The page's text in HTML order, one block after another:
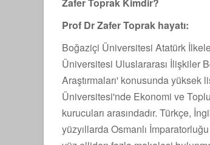
Prof Dr Zafer Toprak hayatı:
Boğaziçi Üniversitesi Atatürk
Üniversitesi Uluslararası İlişkiler
Araştırmaları' konusunda yüksek
Üniversitesi'nde Ekonomi ve
kurucuları arasındadır. Türkçe,
yüzyıllarda Osmanlı